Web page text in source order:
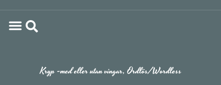
Kryp -med eller utan vingar,Ordlös/Wordless